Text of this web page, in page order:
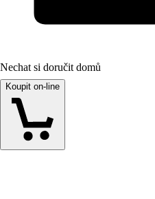
Nechat si doručit domů
Koupit on-line